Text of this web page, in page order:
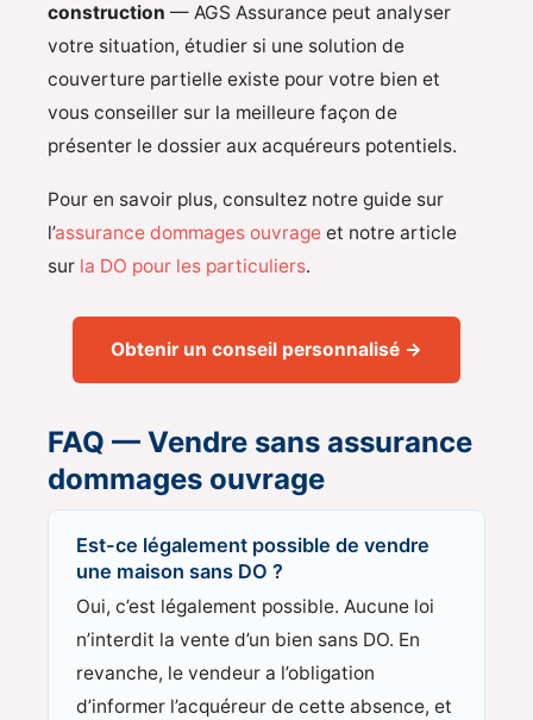
construction — AGS Assurance peut analyser
votre situation, étudier si une solution de
couverture partielle existe pour votre bien et
vous conseiller sur la meilleure façon de
présenter le dossier aux acquéreurs potentiels.
Pour en savoir plus, consultez notre guide sur
l’assurance dommages ouvrage et notre article
sur la DO pour les particuliers.
Obtenir un conseil personnalisé →
FAQ — Vendre sans assurance
dommages ouvrage
Est-ce légalement possible de vendre
une maison sans DO ?
Oui, c’est légalement possible. Aucune loi
n’interdit la vente d’un bien sans DO. En
revanche, le vendeur a l’obligation
d’informer l’acquéreur de cette absence, et